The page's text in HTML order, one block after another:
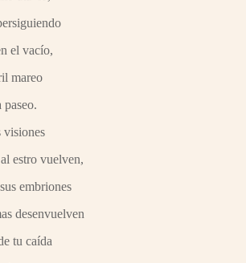
el vacío,
mareo
visiones
estro vuelven,
embriones
desenvuelven
tu caída